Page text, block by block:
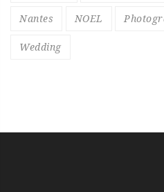
Nantes NOEL
Wedding